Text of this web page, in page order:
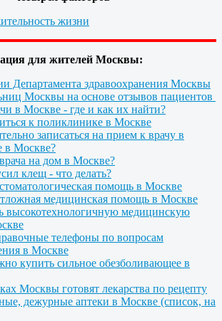
для жителей Москвы:
Департамента здравоохранения Москвы
Москвы на основе отзывов пациентов
в Москве - где и как их найти?
к поликлинике в Москве
записаться на прием к врачу в
в Москве?
на дом в Москве?
клещ - что делать?
помощь в Москве
медицинская помощь в Москве
высокотехнологичную медицинскую
телефоны по вопросам
в Москве
купить сильное обезболивающее в
Москвы готовят лекарства по рецепту
дежурные аптеки в Москве (список, на